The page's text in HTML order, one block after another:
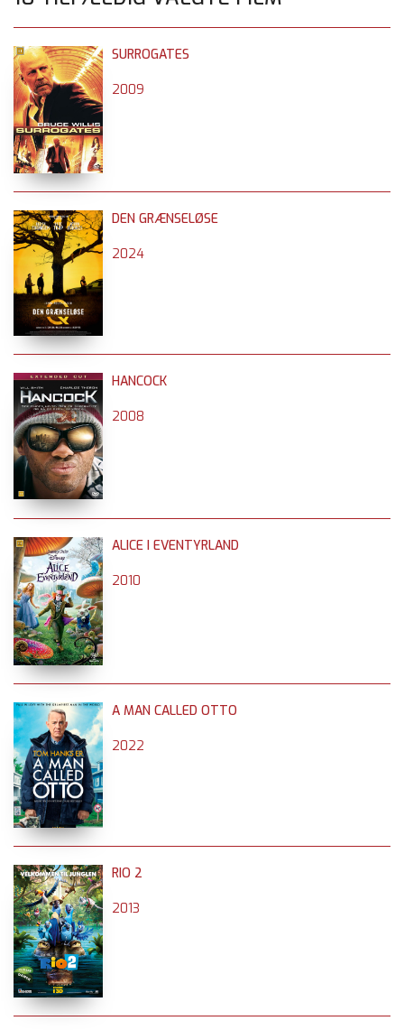
SURROGATES
2009
DEN GRÆNSELØSE
2024
HANCOCK
2008
ALICE I EVENTYRLAND
2010
A MAN CALLED OTTO
2022
RIO 2
2013